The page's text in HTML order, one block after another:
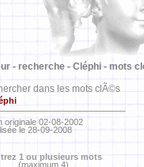
- recherche - Cléphi - mots
dans les mots clÃ©s
originale 02-08-2002
le 28-09-2008
1 ou plusieurs mots
(maximum 4)